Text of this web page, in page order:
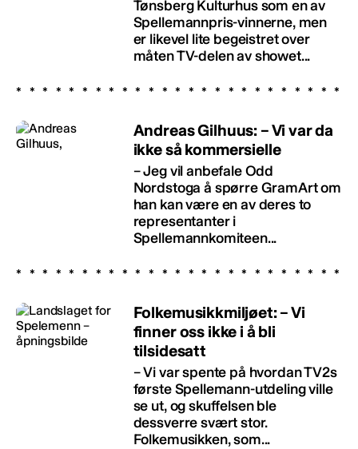
Tønsberg Kulturhus som en av
Spellemannpris-vinnerne, men
er likevel lite begeistret over
måten TV-delen av showet...
Andreas Gilhuus: – Vi var da
ikke så kommersielle
– Jeg vil anbefale Odd
Nordstoga å spørre GramArt om
han kan være en av deres to
representanter i
Spellemannkomiteen...
Folkemusikkmiljøet: – Vi
finner oss ikke i å bli
tilsidesatt
– Vi var spente på hvordan TV2s
første Spellemann-utdeling ville
se ut, og skuffelsen ble
dessverre svært stor.
Folkemusikken, som...